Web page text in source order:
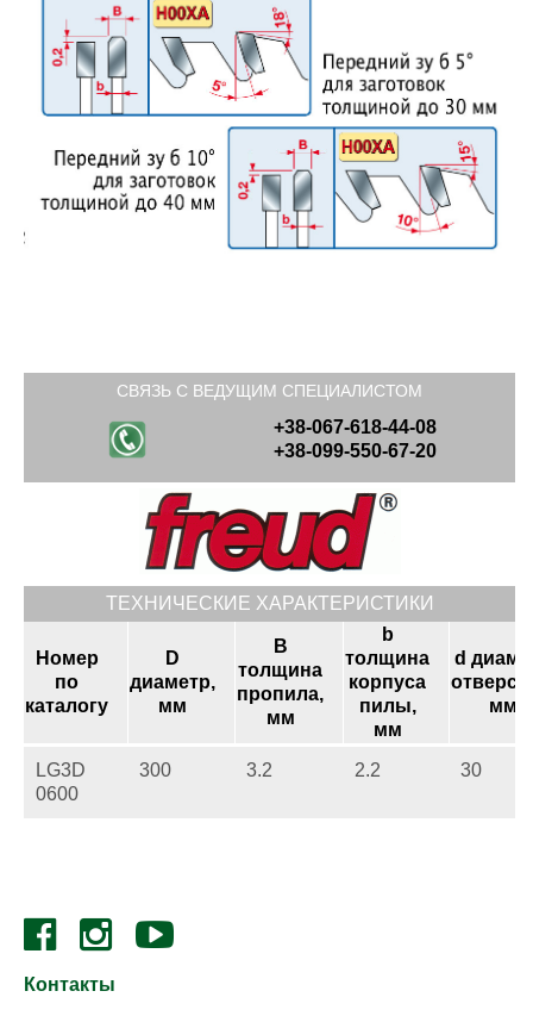
СВЯЗЬ С ВЕДУЩИМ СПЕЦИАЛИСТОМ
+38-067-618-44-08
+38-099-550-67-20
ТЕХНИЧЕСКИЕ ХАРАКТЕРИСТИКИ
Номер
по
каталогу
D
диаметр,
мм
B
толщина
пропила,
мм
b
толщина
корпуса
пилы,
мм
d
мм
LG3D
0600
300 3.2 2.2 30
Контакты